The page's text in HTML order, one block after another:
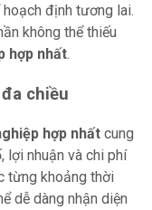
định tương lai.
không thể thiếu
hợp nhất.
chiều
hợp nhất cung
lợi nhuận và chi phí
từng khoảng thời
dễ dàng nhận diện